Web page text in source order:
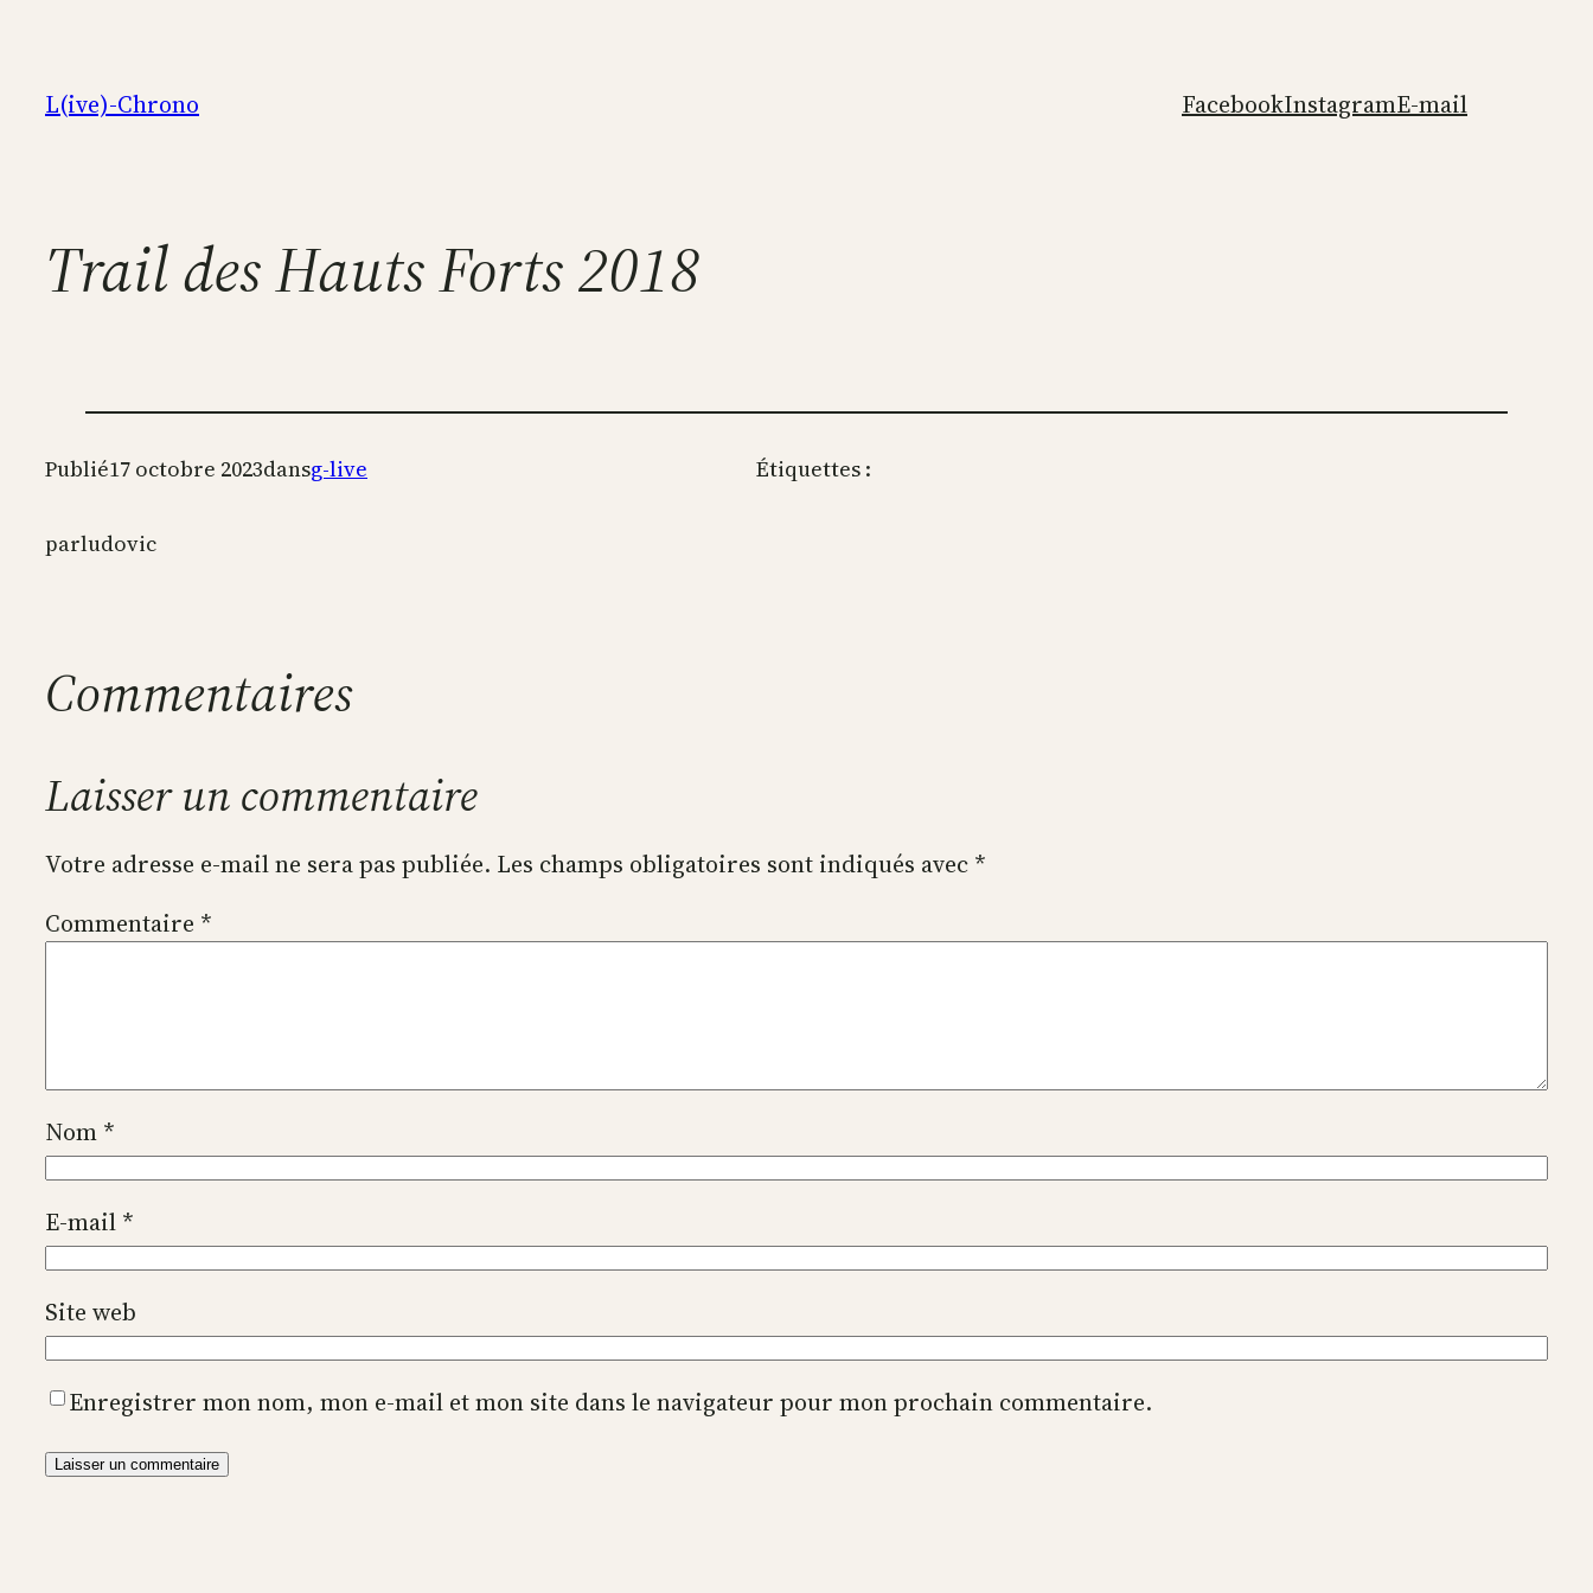
contenu
L(ive)-Chrono FacebookInstagramE-mail
Trail des Hauts Forts 2018
Publié17 octobre 2023dansg-live
parludovic
Étiquettes :
Commentaires
Laisser un commentaire
Votre adresse e-mail ne sera pas publiée. Les champs obligatoires sont indiqués avec *
Commentaire *
Nom *
E-mail *
Site web
Enregistrer mon nom, mon e-mail et mon site dans le navigateur pour mon prochain commentaire.